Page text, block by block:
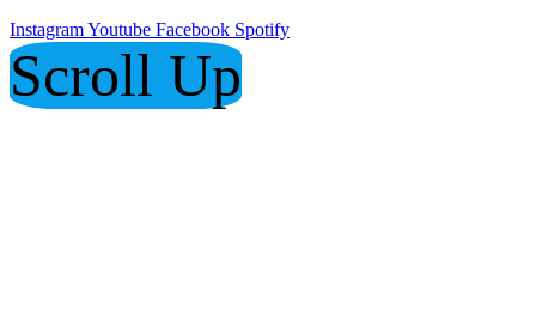
InstagramYoutube Facebook Spotify
Scroll Up